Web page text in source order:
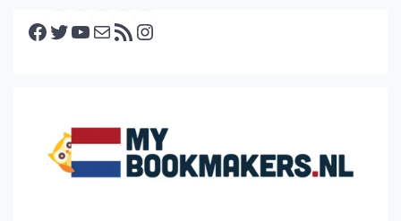
Facebook Twitter YouTube E-mail RSS feed